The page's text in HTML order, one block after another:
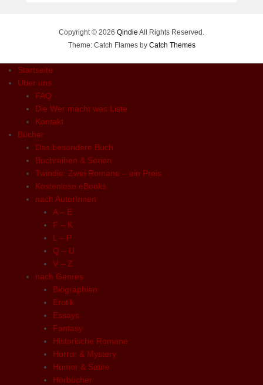
Copyright © 2026 Qindie All Rights Reserved.
Theme: Catch Flames by Catch Themes
Startseite
Über uns
FAQ
Die Wer macht was Liste
Kontakt
Bücher
Das besondere Buch
Buchreihen & Serien
Twindie: Zwei Romane – ein Preis
Kostenlose eBooks
nach AutorInnen
A – E
F – K
L – P
Q – U
V – Z
nach Genres
Biographien
Erotik
Essays
Fantasy
Historische Romane
Horror & Mystery
Humor & Satire
Hörbücher